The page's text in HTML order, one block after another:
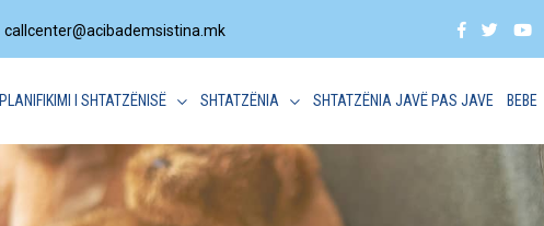
callcenter@acibademsistina.mk
PLANIFIKIMI I SHTATZËNISË SHTATZËNIA SHTATZËNIA JAVË PAS JAVE BEBE